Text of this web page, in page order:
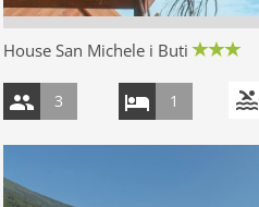
House San Michele i Buti
3 1